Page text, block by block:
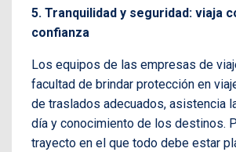
5. Tranquilidad y seguridad: viaja
confianza
Los equipos de las empresas de
facultad de brindar protección en
de traslados adecuados, asistencia
día y conocimiento de los destinos.
trayecto en el que todo debe estar